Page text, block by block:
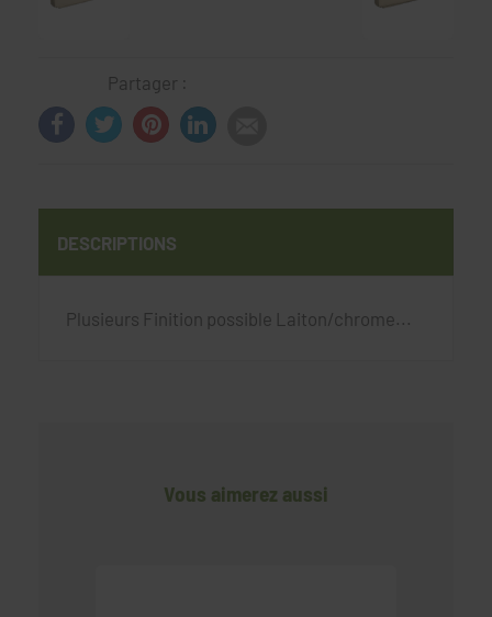
Partager :
DESCRIPTIONS
Plusieurs Finition possible Laiton/chrome...
Vous aimerez aussi